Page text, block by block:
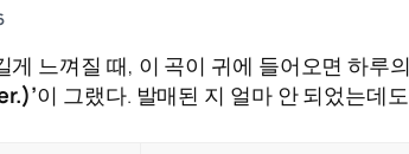
느껴질 때, 이 곡이 귀에 들어오면 하루
이 그랬다. 발매된 지 얼마 안 되었는데